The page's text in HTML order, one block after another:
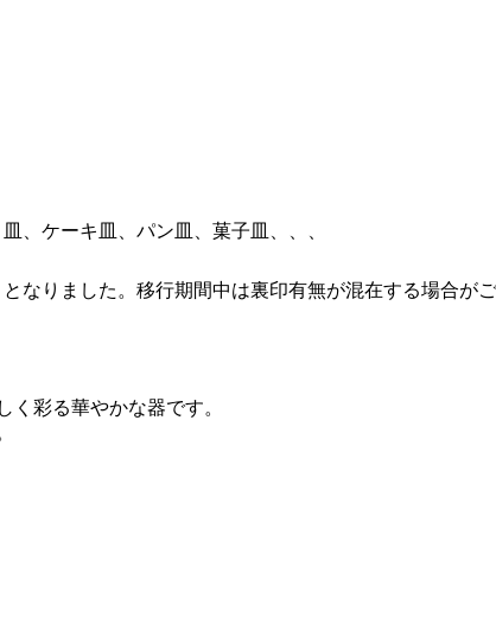
、ケーキ皿、パン皿、菓子皿、、、
なりました。移行期間中は裏印有無が混在する場合が
彩る華やかな器です。